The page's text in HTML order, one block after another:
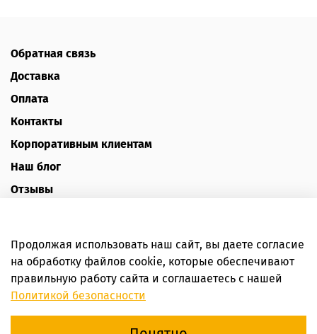
Обратная связь
Доставка
Оплата
Контакты
Корпоративным клиентам
Наш блог
Отзывы
Пользовательское соглашение
Интернет-магазин HoneyForYou
Продолжая использовать наш сайт, вы даете согласие
на обработку файлов cookie, которые обеспечивают
правильную работу сайта и соглашаетесь с нашей
Политикой безопасности